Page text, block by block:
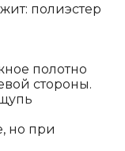
полиэстер
полотно
стороны.
но при